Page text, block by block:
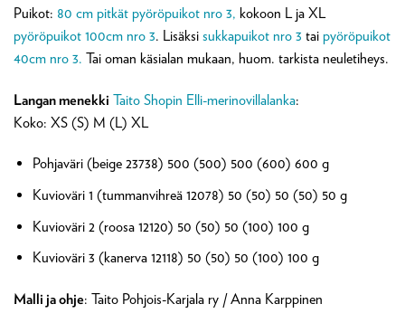
Puikot: 80 cm pitkät pyöröpuikot nro 3, kokoon L ja XL
pyöröpuikot 100cm nro 3. Lisäksi sukkapuikot nro 3 tai pyöröpuikot
40cm nro 3. Tai oman käsialan mukaan, huom. tarkista neuletiheys.
Langan menekki Taito Shopin Elli-merinovillalanka:
Koko: XS (S) M (L) XL
Pohjaväri (beige 23738) 500 (500) 500 (600) 600 g
Kuvioväri 1 (tummanvihreä 12078) 50 (50) 50 (50) 50 g
Kuvioväri 2 (roosa 12120) 50 (50) 50 (100) 100 g
Kuvioväri 3 (kanerva 12118) 50 (50) 50 (100) 100 g
Malli ja ohje: Taito Pohjois-Karjala ry / Anna Karppinen